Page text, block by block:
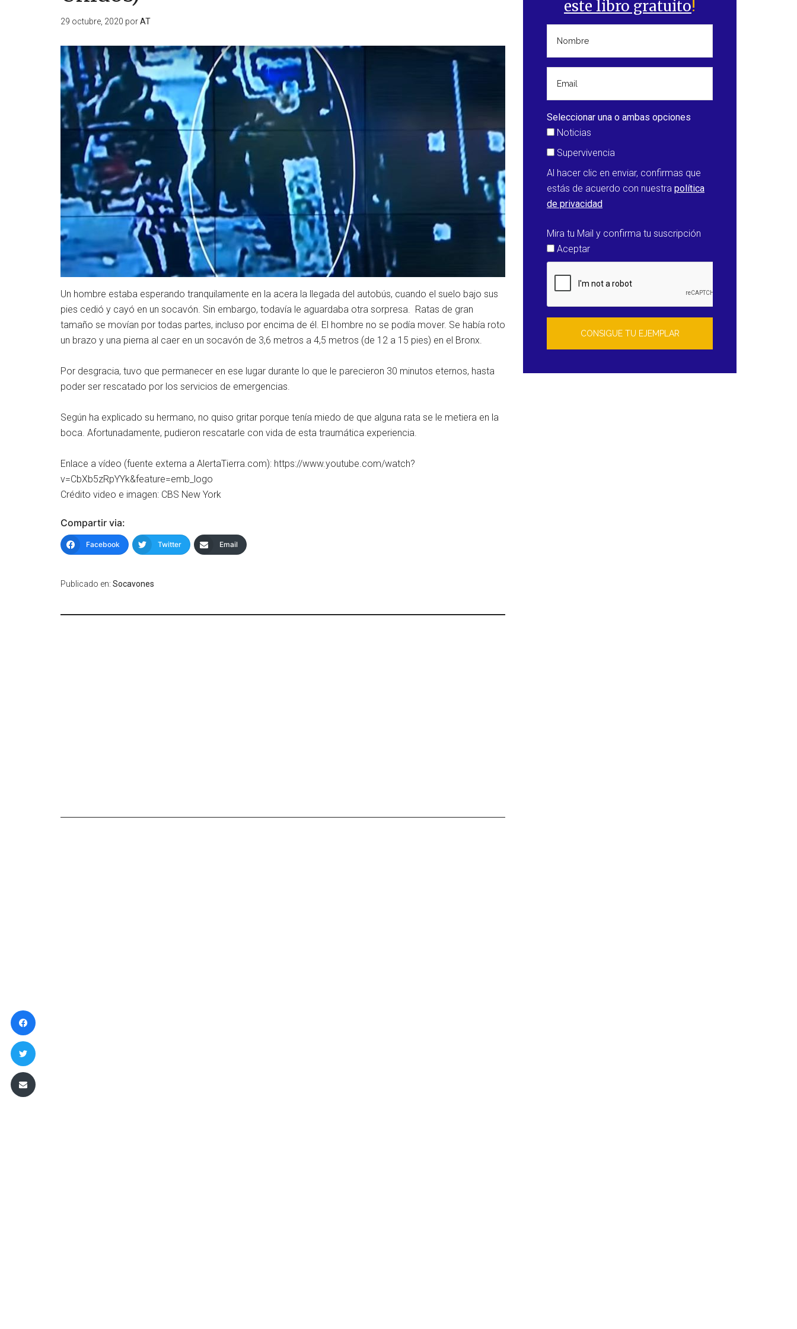
29 octubre, 2020 porAT
Un hombre estaba esperando tranquilamente en la acera la llegada del autobús, cuando el suelo bajo sus
pies cedió y cayó en un socavón. Sin embargo, todavía le aguardaba otra sorpresa. Ratas de gran
tamaño se movían por todas partes, incluso por encima de él. El hombre no se podía mover. Se había roto
un brazo y una pierna al caer en un socavón de 3,6 metros a 4,5 metros (de 12 a 15 pies) en el Bronx.
Por desgracia, tuvo que permanecer en ese lugar durante lo que le parecieron 30 minutos eternos, hasta
poder ser rescatado por los servicios de emergencias.
Según ha explicado su hermano, no quiso gritar porque tenía miedo de que alguna rata se le metiera en la
boca. Afortunadamente, pudieron rescatarle con vida de esta traumática experiencia.
Enlace a vídeo (fuente externa a AlertaTierra.com): https://www.youtube.com/watch?
v=CbXb5zRpYYk&feature=emb_logo
Crédito video e imagen: CBS New York
Compartir via:
Facebook Twitter Email
Publicado en: Socavones
este libro gratuito!
Seleccionar una o ambas opciones
Noticias
Supervivencia
Al hacer clic en enviar, confirmas que
estás de acuerdo con nuestra política
de privacidad
Mira tu Mail y confirma tu suscripción
Aceptar